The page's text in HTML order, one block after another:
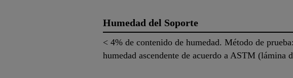
Humedad del Soporte
< 4% de contenido de humedad. Método de
humedad ascendente de acuerdo a ASTM (lámina